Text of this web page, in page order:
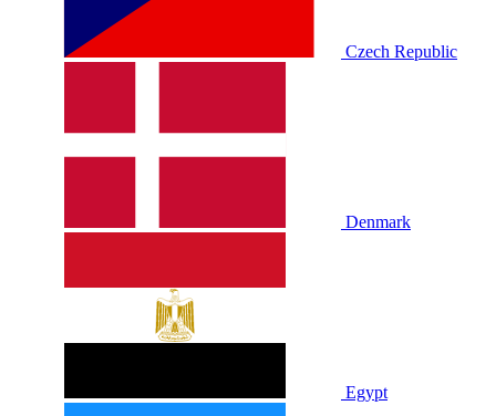
Czech Republic
Denmark
Egypt